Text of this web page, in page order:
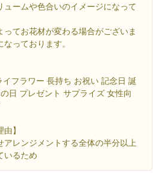
ームや色合いのイメージになって
てお花材が変わる場合がございま
っております。
フラワー 長持ち お祝い 記念日 誕
日 プレゼント サプライズ 女性向
】
アレンジメントする全体の半分以上
いるため